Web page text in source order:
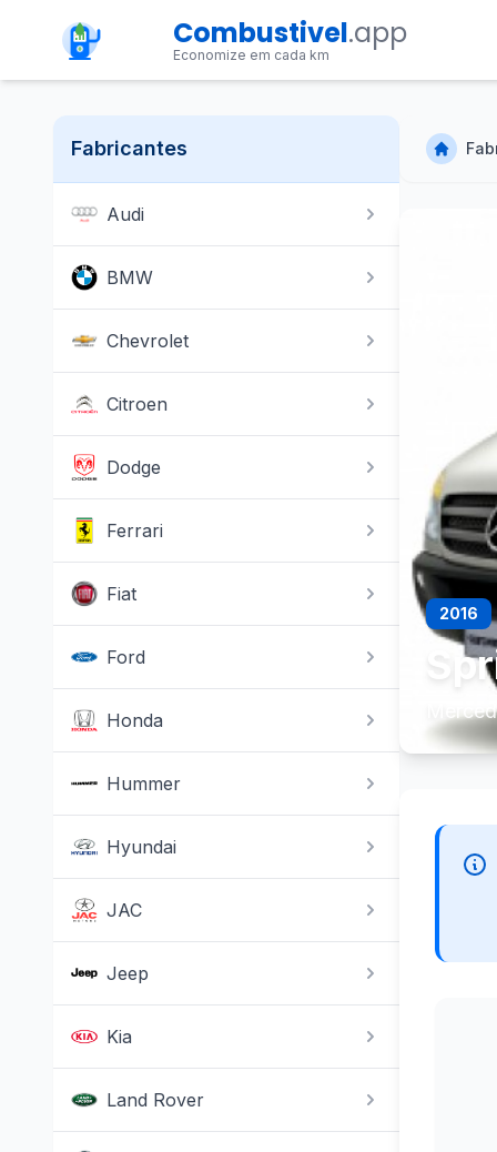
Combustivel.app
Economize em cada km
Fabricantes
Audi
BMW
Chevrolet
Citroen
Dodge
Ferrari
Fiat
Ford
Honda
Hummer
Hyundai
JAC
Jeep
Kia
Land Rover
2016